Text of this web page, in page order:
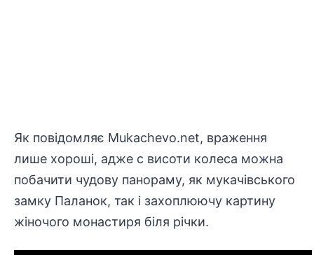
Як повідомляє Мukachevo.net, враження
лише хороші, адже с висоти колеса можна
побачити чудову панораму, як мукачівського
замку Паланок, так і захоплюючу картину
жіночого монастиря біля річки.